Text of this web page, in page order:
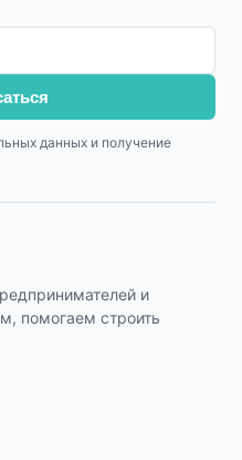
данных и получение
и
помогаем строить